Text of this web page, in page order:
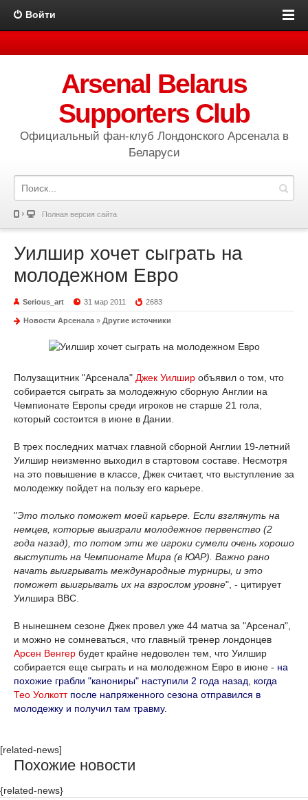
Войти
Arsenal Belarus
Supporters Club
Официальный фан-клуб Лондонского Арсенала в
Беларуси
Полная версия сайта
Уилшир хочет сыграть на
молодежном Евро
Serious_art 31 мар 2011 2683
Новости Арсенала » Другие источники
Полузащитник "Арсенала" Джек Уилшир объявил о том, что
собирается сыграть за молодежную сборную Англии на
Чемпионате Европы среди игроков не старше 21 гола,
который состоится в июне в Дании.
В трех последних матчах главной сборной Англии 19-летний
Уилшир неизменно выходил в стартовом составе. Несмотря
на это повышение в классе, Джек считает, что выступление за
молодежку пойдет на пользу его карьере.
"Это только поможет моей карьере. Если взглянуть на
немцев, которые выиграли молодежное первенство (2
года назад), то потом эти же игроки сумели очень хорошо
выступить на Чемпионате Мира (в ЮАР). Важно рано
начать выигрывать международные турниры, и это
поможет выигрывать их на взрослом уровне", - цитирует
Уилшира BBC.
В нынешнем сезоне Джек провел уже 44 матча за "Арсенал",
и можно не сомневаться, что главный тренер лондонцев
Арсен Венгер будет крайне недоволен тем, что Уилшир
собирается еще сыграть и на молодежном Евро в июне - на
похожие грабли "канониры" наступили 2 года назад, когда
Тео Уолкоттпосле напряженного сезона отправился в
молодежку и получил там травму.
[related-news]
Похожие новости
{related-news}